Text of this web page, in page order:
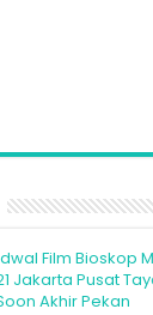
Film Bioskop
Jakarta Pusat
Akhir Pekan